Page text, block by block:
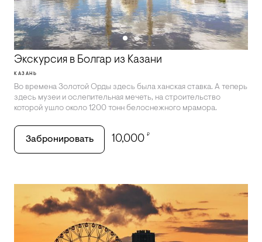
Экскурсия в Болгар из Казани
КАЗАНЬ
Во времена Золотой Орды здесь была ханская ставка. А теперь
здесь музеи и ослепительная мечеть, на строительство
которой ушло около 1200 тонн белоснежного мрамора.
Забронировать 10,000 ₽